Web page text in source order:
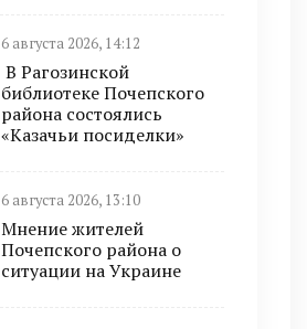
6 августа 2026, 14:12
В Рагозинской
библиотеке Почепского
района состоялись
«Казачьи посиделки»
6 августа 2026, 13:10
Мнение жителей
Почепского района о
ситуации на Украине